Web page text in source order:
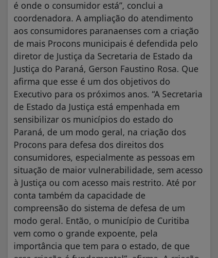
é onde o consumidor está”, conclui a
coordenadora. A ampliação do atendimento
aos consumidores paranaenses com a criação
de mais Procons municipais é defendida pelo
diretor de Justiça da Secretaria de Estado da
Justiça do Paraná, Gerson Faustino Rosa. Que
afirma que esse é um dos objetivos do
Executivo para os próximos anos. “A Secretaria
de Estado da Justiça está empenhada em
sensibilizar os municípios do estado do
Paraná, de um modo geral, na criação dos
Procons para defesa dos direitos dos
consumidores, especialmente as pessoas em
situação de maior vulnerabilidade, sem acesso
à Justiça ou com acesso mais restrito. Até por
conta também da capacidade de
compreensão do sistema de defesa de um
modo geral. Então, o município de Curitiba
vem como o grande expoente, pela
importância que tem para o estado, de que